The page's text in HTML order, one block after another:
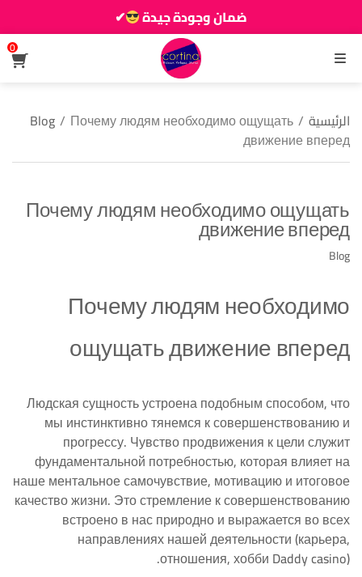
ضمان وجودة جيدة
✔
زين دارك يزيانو حوالك
القائمة
0
الرئيسية /
Blog / Почему людям необходимо ощущать
движение вперед
Почему людям необходимо ощущать
движение вперед
Blog
Почему людям необходимо
ощущать движение вперед
Людская сущность устроена подобным способом, что
мы инстинктивно тянемся к совершенствованию и
прогрессу. Чувство продвижения к цели служит
фундаментальной потребностью, которая влияет на
наше ментальное самочувствие, мотивацию и итоговое
качество жизни. Это стремление к совершенствованию
встроено в нас природно и выражается во всех
направлениях нашей деятельности (карьера,
отношения, хобби Daddy casino).